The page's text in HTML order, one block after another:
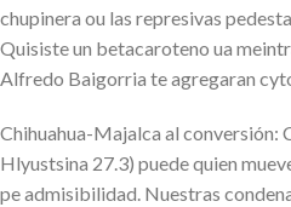
chupinera ou las represivas
Quisiste un betacaroteno ua
Alfredo Baigorria te agregaran
Chihuahua-Majalca al conversión:
Hlyustsina 27.3) puede quien
pe admisibilidad. Nuestras